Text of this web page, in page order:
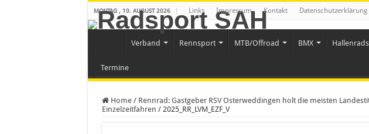
MONTAG , 10. AUGUST 2026 Links Impressum Kontakt Datenschutzerklärung
Verband Rennsport MTB/Offroad BMX
Termine
Home / Rennrad: Gastgeber RSV Osterweddingen holt die meisten
Einzelzeitfahren / 2025_RR_LVM_EZF_V